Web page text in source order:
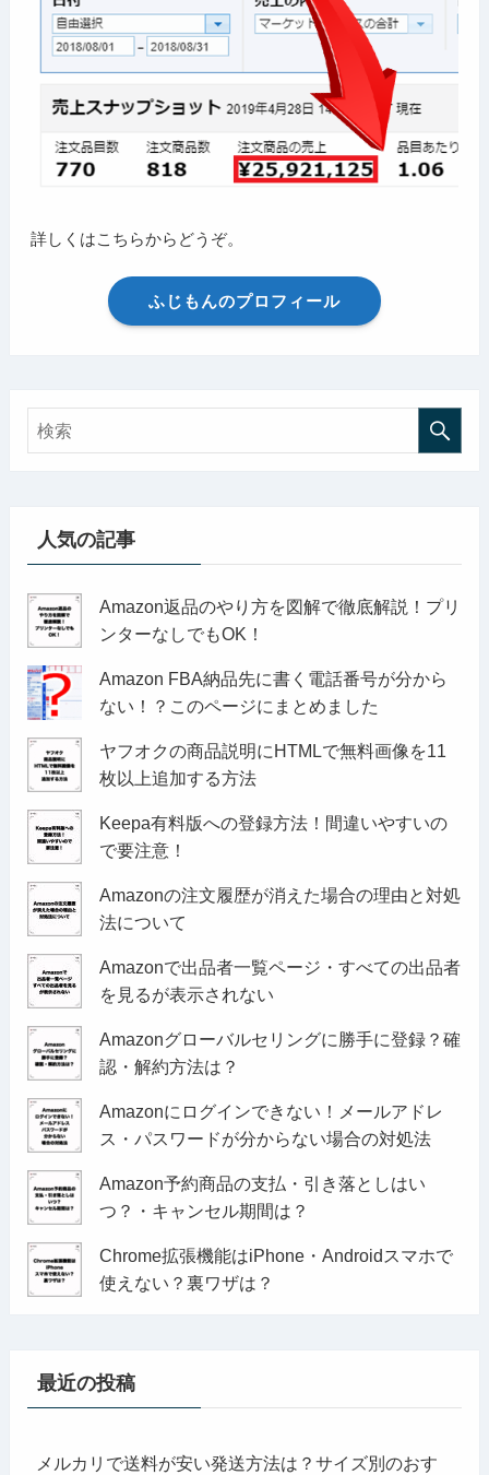
詳しくはこちらからどうぞ。
ふじもんのプロフィール
人気の記事
Amazon返品のやり方を図解で徹底解説！プリ
ンターなしでもOK！
Amazon FBA納品先に書く電話番号が分から
ない！？このページにまとめました
ヤフオクの商品説明にHTMLで無料画像を11
枚以上追加する方法
Keepa有料版への登録方法！間違いやすいの
で要注意！
Amazonの注文履歴が消えた場合の理由と対処
法について
Amazonで出品者一覧ページ・すべての出品者
を見るが表示されない
Amazonグローバルセリングに勝手に登録？確
認・解約方法は？
Amazonにログインできない！メールアドレ
ス・パスワードが分からない場合の対処法
Amazon予約商品の支払・引き落としはい
つ？・キャンセル期間は？
Chrome拡張機能はiPhone・Androidスマホで
使えない？裏ワザは？
最近の投稿
メルカリで送料が安い発送方法は？サイズ別のおす